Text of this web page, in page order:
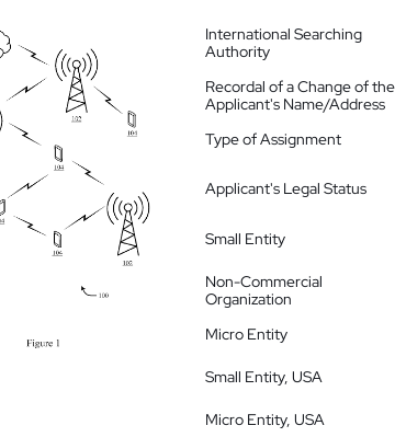
International Searching
Authority
Recordal of a Change of the
Applicant's Name/Address
Type of Assignment
Applicant's Legal Status
Small Entity
Non-Commercial
Organization
Micro Entity
Small Entity, USA
Micro Entity, USA